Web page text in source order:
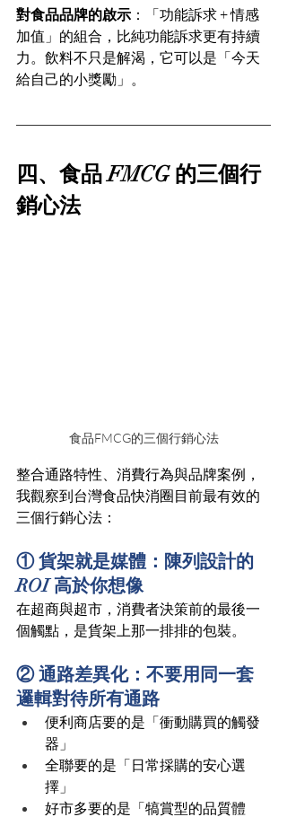
對食品品牌的啟示 ：「功能訴求 + 情感
加值」的組合，比純功能訴求更有持續
力。飲料不只是解渴，它可以是「今天
給自己的小獎勵」。
四、食品 FMCG 的三個行
銷心法
食品FMCG的三個行銷心法
整合通路特性、消費行為與品牌案例，
我觀察到台灣食品快消圈目前最有效的
三個行銷心法：
① 貨架就是媒體：陳列設計的
ROI 高於你想像
在超商與超市，消費者決策前的最後一
個觸點，是貨架上那一排排的包裝。
② 通路差異化：不要用同一套
邏輯對待所有通路
便利商店要的是「衝動購買的觸發
器」
全聯要的是「日常採購的安心選
擇」
好市多要的是「犒賞型的品質體